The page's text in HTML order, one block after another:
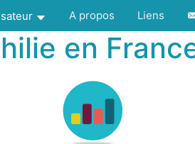
A propos Liens
en